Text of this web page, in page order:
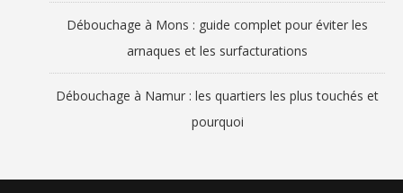
Débouchage à Mons : guide complet pour éviter les
arnaques et les surfacturations
Débouchage à Namur : les quartiers les plus touchés et
pourquoi